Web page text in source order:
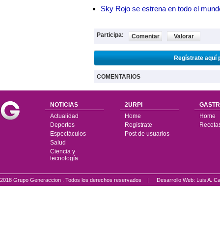
Sky Rojo se estrena en todo el
Participa: Comentar Valorar
Regístrate aquí
COMENTARIOS
NOTICIAS
Actualidad
Deportes
Espectáculos
Salud
Ciencia y
tecnología
2URPI
Home
Regístrate
Post de usuarios
Home
2018 Grupo Generaccion . Todos los derechos reservados | Desarrollo Web: Luis